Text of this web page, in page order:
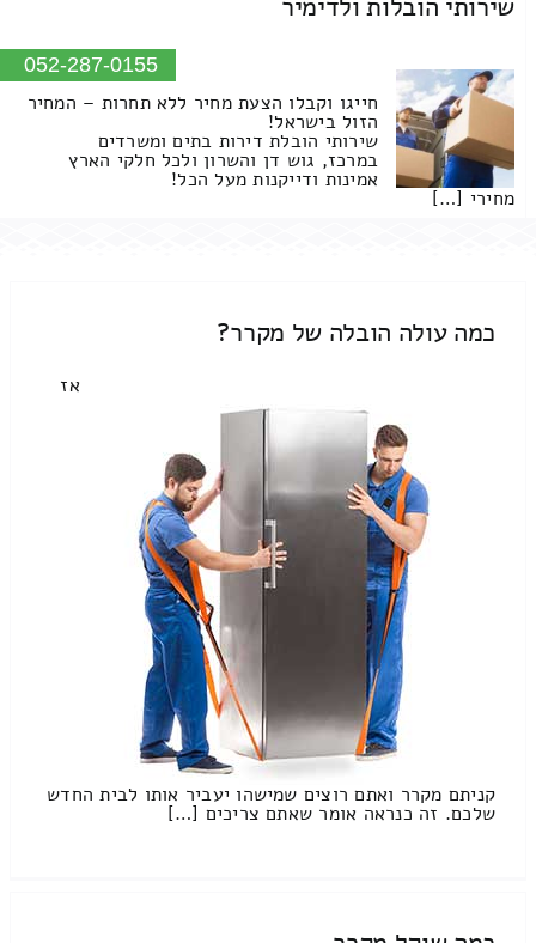
שירותי הובלות ולדימיר
052-287-0155
חייגו וקבלו הצעת מחיר ללא תחרות – המחיר
הזול בישראל!
שירותי הובלת דירות בתים ומשרדים
במרכז, גוש דן והשרון ולכל חלקי הארץ
אמינות ודייקנות מעל הכל!
מחירי […]
כמה עולה הובלה של מקרר?
אז
קניתם מקרר ואתם רוצים שמישהו יעביר אותו לבית החדש
שלכם. זה כנראה אומר שאתם צריכים […]